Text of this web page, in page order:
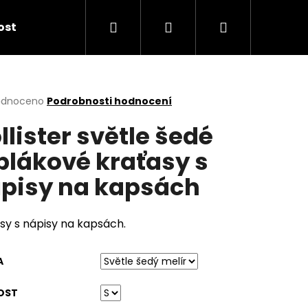
Hledat PřihlášeníNákupní
Podrobnosti hodnocení
světle šedé
kraťasy s
na kapsách
s nápisy na kapsách.